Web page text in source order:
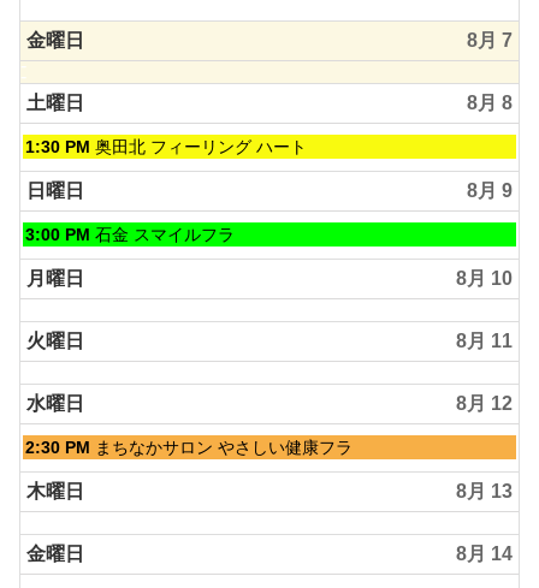
金曜日 8月 7
土曜日 8月 8
土
曜
日,
8
月
8th
2026
1:30 PM 奥田北 フィーリング ハート
日曜日 8月 9
日
曜
日,
8
月
9th
2026
3:00 PM 石金 スマイルフラ
月曜日 8月 10
火曜日 8月 11
水曜日 8月 12
水
曜
日,
8
月
12th
2026
2:30 PM まちなかサロン やさしい健康フラ
木曜日 8月 13
金曜日 8月 14